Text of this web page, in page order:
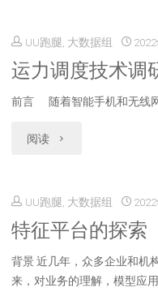
索
落
链
路
追
踪
统"
UU跑腿, 大数据组
运力调度技术调
前言 随着智能手机和无线网
阅读 "运
调
度
技
UU跑腿, 大数据组
特征平台的探索
背景 近几年，众多企业和机
来，对业务的理解，模型应